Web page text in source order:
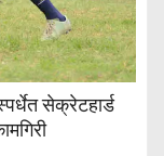
सेक्रेटहार्ड